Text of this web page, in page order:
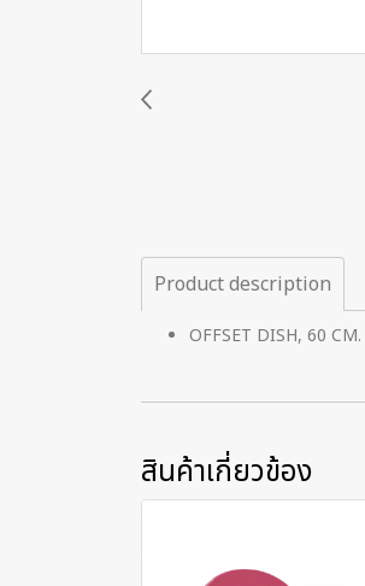
Product description
OFFSET DISH, 60
สินค้าเกี่ยวข้อง